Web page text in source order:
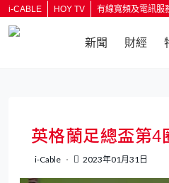
i-CABLE HOY TV 有線寬頻及電訊服
新聞 財經
英格蘭足總盃第
i-Cable 2023年01月31日